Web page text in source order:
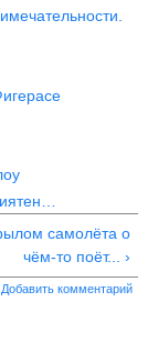
самолёта о
чём-то поёт... ›
Добавить комментарий